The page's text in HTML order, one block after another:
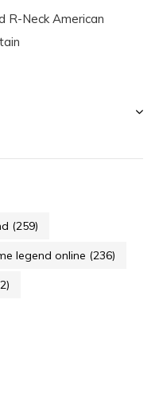
R-Neck American
(259)
legend online (236)